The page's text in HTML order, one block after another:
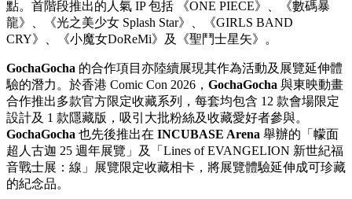
點。首階段推出的人氣 IP 包括 《ONE PIECE》、《數碼暴
龍》、《光之美少女 Splash Star》、《GIRLS BAND
CRY》、《小魔女DoReMi》及《聖鬥士星矢》。
GochaGocha 的合作項目亦陸續展現其作為活動及展覽延伸體
驗的潛力。於香港 Comic Con 2026， GochaGocha 與東映動畫
合作推出多款官方限定收藏系列，每套均包含 12 款會場限定
設計及 1 款隱藏版，吸引大批粉絲及收藏愛好者參與。
GochaGocha 也先後推出在 INCUBASE Arena 舉辦的「幪面
超人古迦 25 週年展覽」及「Lines of EVANGELION 新世紀福
音戰士展：線」展覽限定收藏相卡，將展覽體驗延伸成可珍藏
的紀念品。